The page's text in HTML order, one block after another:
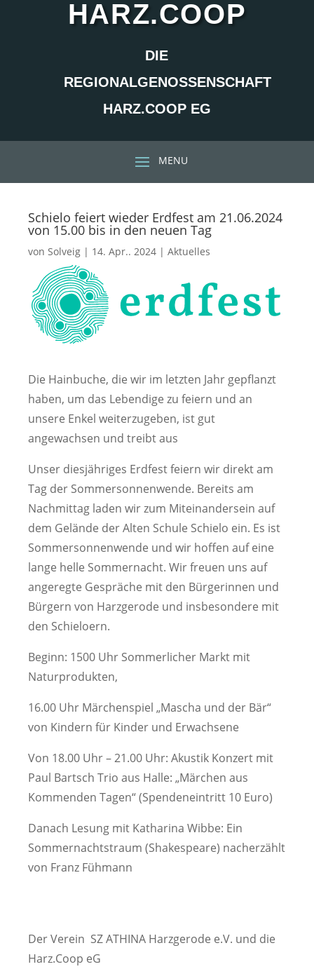
HARZ.COOP
DIE
REGIONALGENOSSENSCHAFT
HARZ.COOP EG
Schielo feiert wieder Erdfest am 21.06.2024
von 15.00 bis in den neuen Tag
von Solveig | 14. Apr.. 2024 | Aktuelles
Die Hainbuche, die wir im letzten Jahr gepflanzt
haben, um das Lebendige zu feiern und an
unsere Enkel weiterzugeben, ist gut
angewachsen und treibt aus
Unser diesjähriges Erdfest feiern wir direkt am
Tag der Sommersonnenwende. Bereits am
Nachmittag laden wir zum Miteinandersein auf
dem Gelände der Alten Schule Schielo ein. Es ist
Sommersonnenwende und wir hoffen auf eine
lange helle Sommernacht. Wir freuen uns auf
angeregte Gespräche mit den Bürgerinnen und
Bürgern von Harzgerode und insbesondere mit
den Schieloern.
Beginn: 1500 Uhr Sommerlicher Markt mit
Naturprodukten,
16.00 Uhr Märchenspiel „Mascha und der Bär“
von Kindern für Kinder und Erwachsene
Von 18.00 Uhr – 21.00 Uhr: Akustik Konzert mit
Paul Bartsch Trio aus Halle: „Märchen aus
Kommenden Tagen“ (Spendeneintritt 10 Euro)
Danach Lesung mit Katharina Wibbe: Ein
Sommernachtstraum (Shakespeare) nacherzählt
von Franz Fühmann
Der Verein SZ ATHINA Harzgerode e.V. und die
Harz.Coop eG